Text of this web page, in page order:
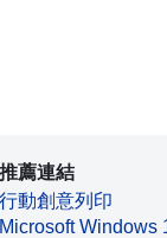
推薦連結
行動創意列印
Microsoft Windows